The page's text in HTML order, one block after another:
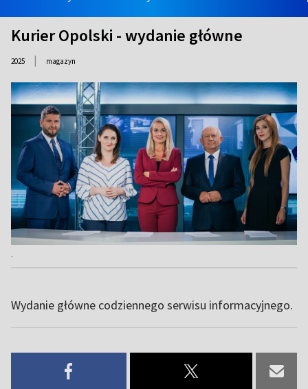
Kurier Opolski - wydanie główne
2025 | magazyn
.
Wydanie główne codziennego serwisu informacyjnego.